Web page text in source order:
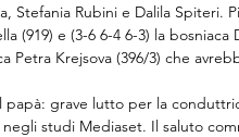
Stefania Rubini e Dalila Spiteri.
(919) e (3-6 6-4 6-3) la
Petra Krejsova (396/3) che
papà: grave lutto per la
studi Mediaset. Il saluto